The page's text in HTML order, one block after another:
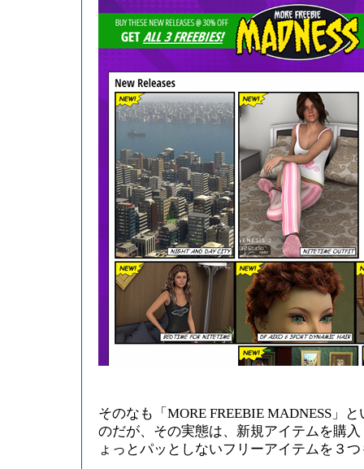
そのなも「MORE FREEBIE MADNESS」
のだが、その実態は、新規アイテムを購
ょっとパッとしないフリーアイテムを３